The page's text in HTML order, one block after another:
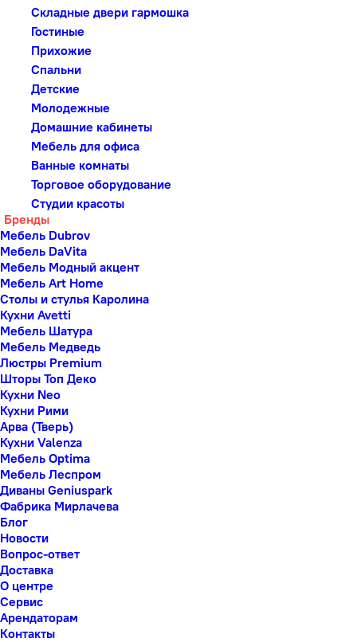
Складные двери гармошка
Гостиные
Прихожие
Спальни
Детские
Молодежные
Домашние кабинеты
Мебель для офиса
Ванные комнаты
Торговое оборудование
Студии красоты
Бренды
Мебель Dubrov
Мебель DaVita
Мебель Модный акцент
Мебель Art Home
Столы и стулья Каролина
Кухни Avetti
Мебель Шатура
Мебель Медведь
Люстры Premium
Шторы Топ Деко
Кухни Neo
Кухни Рими
Арва (Тверь)
Кухни Valenza
Мебель Optima
Мебель Леспром
Диваны Geniuspark
Фабрика Мирлачева
Блог
Новости
Вопрос-ответ
Доставка
О центре
Сервис
Арендаторам
Контакты